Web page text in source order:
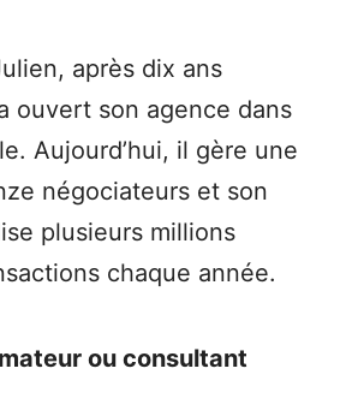
après dix ans
ouvert son agence dans
Aujourd’hui, il gère une
négociateurs et son
plusieurs millions
chaque année.
ou consultant